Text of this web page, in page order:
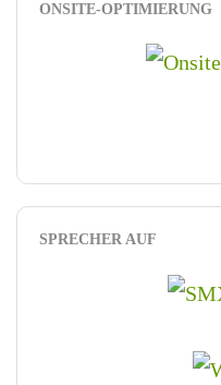
ONSITE-OPTIMIERUNG
SPRECHER AUF